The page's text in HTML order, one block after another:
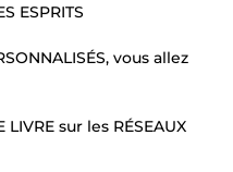
ESPRITS
vous allez
LIVRE sur les RÉSEAUX